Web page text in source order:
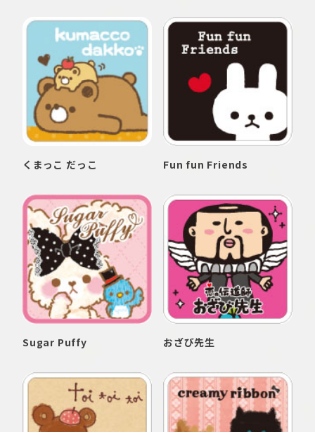
くまっこ だっこ Fun fun Friends
Sugar Puffy おざび先生